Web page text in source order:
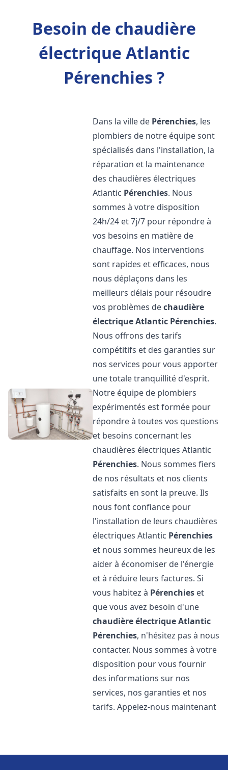
Besoin de chaudière
électrique Atlantic
Pérenchies ?
Dans la ville de Pérenchies, les
plombiers de notre équipe sont
spécialisés dans l'installation, la
réparation et la maintenance
des chaudières électriques
Atlantic Pérenchies. Nous
sommes à votre disposition
24h/24 et 7j/7 pour répondre à
vos besoins en matière de
chauffage. Nos interventions
sont rapides et efficaces, nous
nous déplaçons dans les
meilleurs délais pour résoudre
vos problèmes dechaudière
électrique Atlantic Pérenchies.
Nous offrons des tarifs
compétitifs et des garanties sur
nos services pour vous apporter
une totale tranquillité d'esprit.
Notre équipe de plombiers
expérimentés est formée pour
répondre à toutes vos questions
et besoins concernant les
chaudières électriques Atlantic
Pérenchies. Nous sommes fiers
de nos résultats et nos clients
satisfaits en sont la preuve. Ils
nous font confiance pour
l'installation de leurs chaudières
électriques Atlantic Pérenchies
et nous sommes heureux de les
aider à économiser de l'énergie
et à réduire leurs factures. Si
vous habitez à Pérenchies et
que vous avez besoin d'une
chaudière électrique Atlantic
Pérenchies, n'hésitez pas à nous
contacter. Nous sommes à votre
disposition pour vous fournir
des informations sur nos
services, nos garanties et nos
tarifs. Appelez-nous maintenant